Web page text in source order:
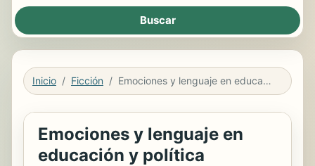
Inicio Ficción Emociones y lenguaje en educación y política
Emociones y lenguaje en
educación y política